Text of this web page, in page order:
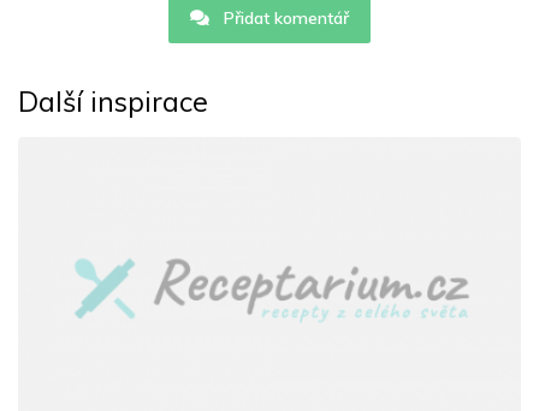
Přidat komentář
Další inspirace